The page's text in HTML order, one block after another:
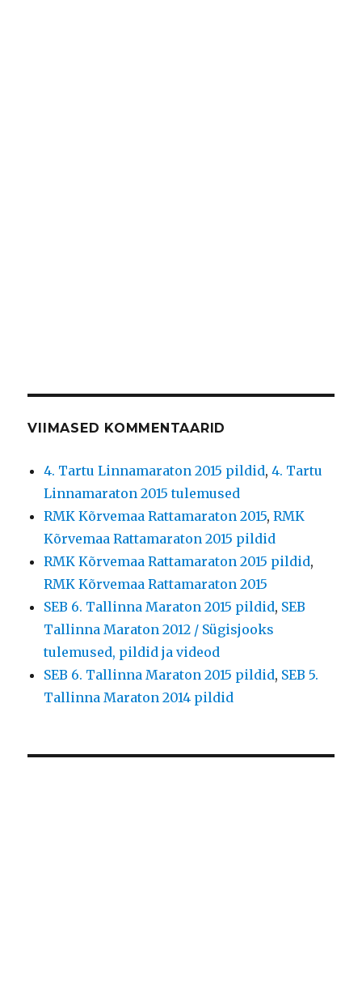
VIIMASED KOMMENTAARID
4. Tartu Linnamaraton 2015 pildid,4. Tartu
Linnamaraton 2015 tulemused
RMK Kõrvemaa Rattamaraton 2015,RMK
Kõrvemaa Rattamaraton 2015 pildid
RMK Kõrvemaa Rattamaraton 2015 pildid,
RMK Kõrvemaa Rattamaraton 2015
SEB 6. Tallinna Maraton 2015 pildid, SEB
Tallinna Maraton 2012 / Sügisjooks
tulemused, pildid ja videod
SEB 6. Tallinna Maraton 2015 pildid, SEB 5.
Tallinna Maraton 2014 pildid